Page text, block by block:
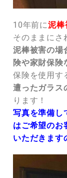
10年前に泥棒
そのままにさ
泥棒被害の場
険や家財保険
保険を使用す
遭ったガラス
ります！
写真を準備し
はご希望のお
いただきます